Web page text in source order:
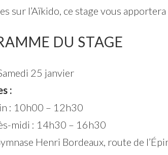
sur l’Aïkido, ce stage vous
DU STAGE
25 janvier
:
: 10h00 – 12h30
midi : 14h30 – 16h30
Henri Bordeaux, route de